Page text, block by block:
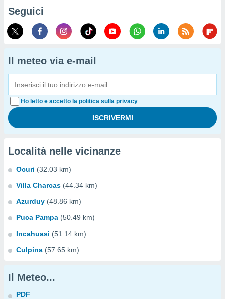
Seguici
Il meteo via e-mail
Ho letto e accetto la politica sulla privacy
Località nelle vicinanze
Ocuri (32.03 km)
Villa Charcas (44.34 km)
Azurduy (48.86 km)
Puca Pampa (50.49 km)
Incahuasi (51.14 km)
Culpina (57.65 km)
Il Meteo...
PDF